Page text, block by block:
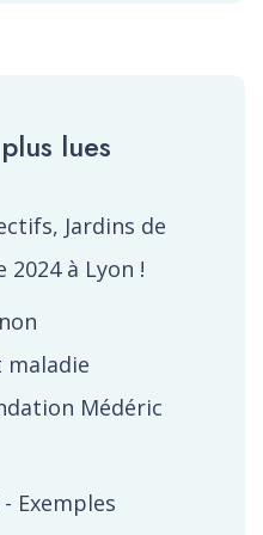
lues
Jardins de
à Lyon !
maladie
Médéric
- Exemples